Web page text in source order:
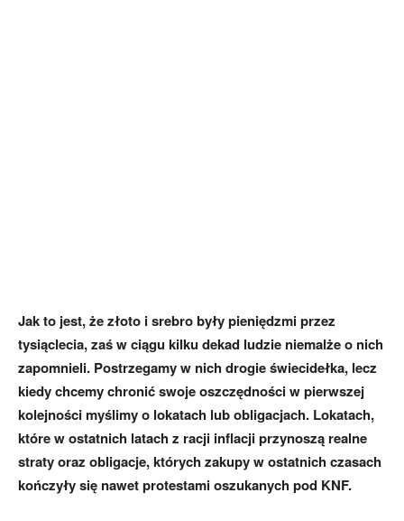
Jak to jest, że złoto i srebro były pieniędzmi przez
tysiąclecia, zaś w ciągu kilku dekad ludzie niemalże o nich
zapomnieli. Postrzegamy w nich drogie świecidełka, lecz
kiedy chcemy chronić swoje oszczędności w pierwszej
kolejności myślimy o lokatach lub obligacjach. Lokatach,
które w ostatnich latach z racji inflacji przynoszą realne
straty oraz obligacje, których zakupy w ostatnich czasach
kończyły się nawet protestami oszukanych pod KNF.